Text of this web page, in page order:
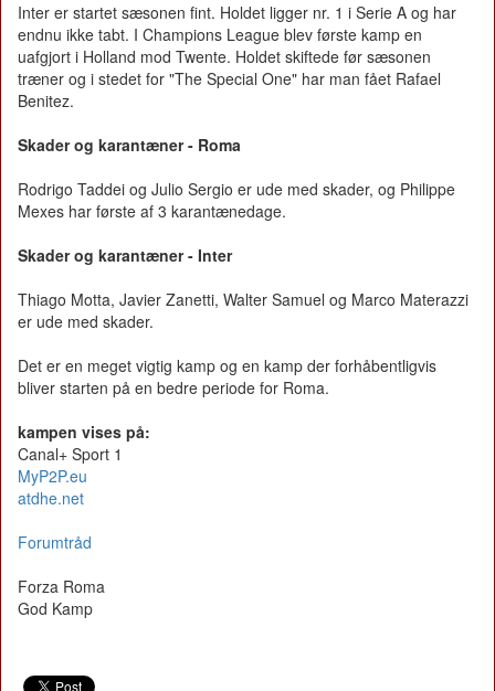
Inter er startet sæsonen fint. Holdet ligger nr. 1 i Serie A og har
endnu ikke tabt. I Champions League blev første kamp en
uafgjort i Holland mod Twente. Holdet skiftede før sæsonen
træner og i stedet for "The Special One" har man fået Rafael
Benitez.
Skader og karantæner - Roma
Rodrigo Taddei og Julio Sergio er ude med skader, og Philippe
Mexes har første af 3 karantænedage.
Skader og karantæner - Inter
Thiago Motta, Javier Zanetti, Walter Samuel og Marco Materazzi
er ude med skader.
Det er en meget vigtig kamp og en kamp der forhåbentligvis
bliver starten på en bedre periode for Roma.
kampen vises på:
Canal+ Sport 1
MyP2P.eu
atdhe.net
Forumtråd
Forza Roma
God Kamp